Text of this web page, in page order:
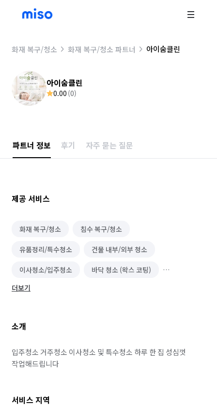
화재 복구/청소 화재 복구/청소 파트너 아이숨클린
아이숨클린
0.00 (0)
파트너 정보 후기 자주 묻는 질문
제공 서비스
화재 복구/청소 침수 복구/청소
유품정리/특수청소 건물 내부/외부 청소
이사청소/입주청소 바닥 청소 (왁스 코팅)
건물 관리(종합/시설/행정/경비)
더보기
소개
입주청소 거주청소 이사청소 및 특수청소 하루 한 집 성심껏
작업해드립니다
서비스 지역